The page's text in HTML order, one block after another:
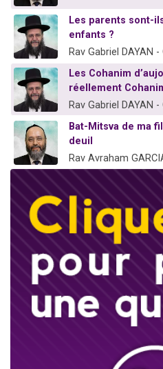
Les parents sont-
enfants ?
Rav Gabriel DAYAN
Les Cohanim
réellement
Rav Gabriel DAYAN
Bat-Mitsva de ma
deuil
Rav Avraham